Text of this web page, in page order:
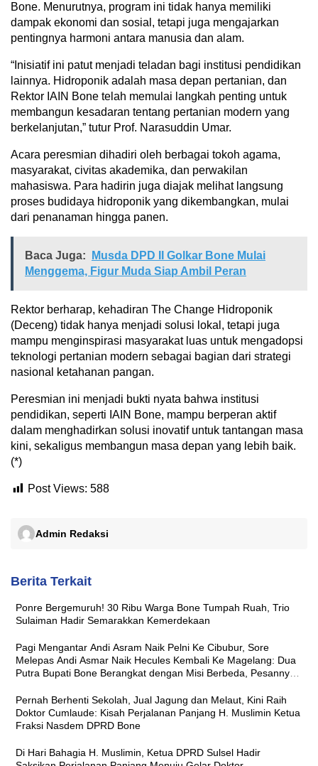
Bone. Menurutnya, program ini tidak hanya memiliki
dampak ekonomi dan sosial, tetapi juga mengajarkan
pentingnya harmoni antara manusia dan alam.
“Inisiatif ini patut menjadi teladan bagi institusi pendidikan
lainnya. Hidroponik adalah masa depan pertanian, dan
Rektor IAIN Bone telah memulai langkah penting untuk
membangun kesadaran tentang pertanian modern yang
berkelanjutan,” tutur Prof. Narasuddin Umar.
Acara peresmian dihadiri oleh berbagai tokoh agama,
masyarakat, civitas akademika, dan perwakilan
mahasiswa. Para hadirin juga diajak melihat langsung
proses budidaya hidroponik yang dikembangkan, mulai
dari penanaman hingga panen.
Baca Juga:
Musda DPD II Golkar Bone Mulai
Menggema, Figur Muda Siap Ambil Peran
Rektor berharap, kehadiran The Change Hidroponik
(Deceng) tidak hanya menjadi solusi lokal, tetapi juga
mampu menginspirasi masyarakat luas untuk mengadopsi
teknologi pertanian modern sebagai bagian dari strategi
nasional ketahanan pangan.
Peresmian ini menjadi bukti nyata bahwa institusi
pendidikan, seperti IAIN Bone, mampu berperan aktif
dalam menghadirkan solusi inovatif untuk tantangan masa
kini, sekaligus membangun masa depan yang lebih baik.
(*)
Post Views: 588
Admin Redaksi
Berita Terkait
Ponre Bergemuruh! 30 Ribu Warga Bone Tumpah Ruah, Trio
Sulaiman Hadir Semarakkan Kemerdekaan
Pagi Mengantar Andi Asram Naik Pelni Ke Cibubur, Sore
Melepas Andi Asmar Naik Hecules Kembali Ke Magelang: Dua
Putra Bupati Bone Berangkat dengan Misi Berbeda, Pesannya
Pernah Berhenti Sekolah, Jual Jagung dan Melaut, Kini Raih
Doktor Cumlaude: Kisah Perjalanan Panjang H. Muslimin Ketua
Fraksi Nasdem DPRD Bone
Di Hari Bahagia H. Muslimin, Ketua DPRD Sulsel Hadir